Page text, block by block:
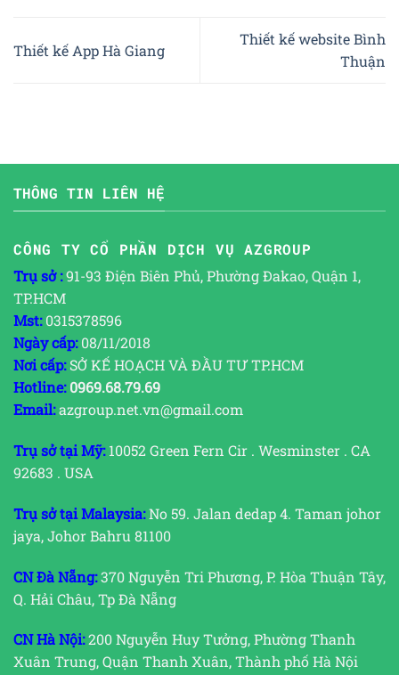
Thiết kế App Hà Giang
Thiết kế website Bình
Thuận
THÔNG TIN LIÊN HỆ
CÔNG TY CỔ PHẦN DỊCH VỤ AZGROUP
Trụ sở :91-93 Điện Biên Phủ, Phường Đakao, Quận 1,
TP.HCM
Mst:0315378596
Ngày cấp:08/11/2018
Nơi cấp:SỞ KẾ HOẠCH VÀ ĐẦU TƯ TP.HCM
Hotline: 0969.68.79.69
Email:azgroup.net.vn@gmail.com
Trụ sở tại Mỹ:10052 Green Fern Cir . Wesminster . CA
92683 . USA
Trụ sở tại Malaysia:No 59. Jalan dedap 4. Taman johor
jaya, Johor Bahru 81100
CN Đà Nẵng:370 Nguyễn Tri Phương, P. Hòa Thuận Tây,
Q. Hải Châu, Tp Đà Nẵng
CN Hà Nội:200 Nguyễn Huy Tưởng, Phường Thanh
Xuân Trung, Quận Thanh Xuân, Thành phố Hà Nội